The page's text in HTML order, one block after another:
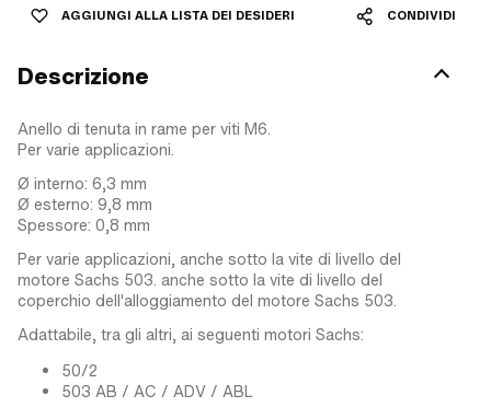
AGGIUNGI ALLA LISTA DEI DESIDERI CONDIVIDI
Descrizione
Anello di tenuta in rame per viti M6.
Per varie applicazioni.
Ø interno: 6,3 mm
Ø esterno: 9,8 mm
Spessore: 0,8 mm
Per varie applicazioni, anche sotto la vite di livello del
motore Sachs 503. anche sotto la vite di livello del
coperchio dell'alloggiamento del motore Sachs 503.
Adattabile, tra gli altri, ai seguenti motori Sachs:
50/2
503 AB / AC / ADV / ABL